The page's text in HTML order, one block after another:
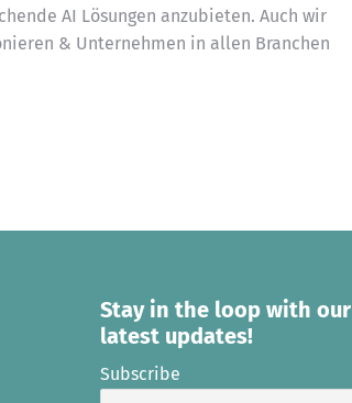
AI Lösungen anzubieten. Auch wir
& Unternehmen in allen Branchen
Stay in the loop with our
latest updates!
Subscribe